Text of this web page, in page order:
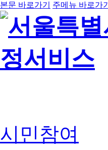
본문 바로가기 주메뉴 바로가기
시민참여